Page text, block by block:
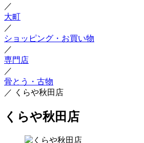
／
大町
／
ショッピング・お買い物
／
専門店
／
骨とう・古物
／ くらや秋田店
くらや秋田店